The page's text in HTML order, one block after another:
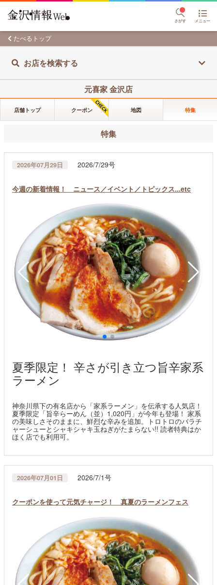
さがす メニュー
たべるトップ
お店を検索する
元喜家 金沢店
店舗トップ クーポン 地図 特集
特集
2026年07月29日 2026/7/29号
今週の新着情報！ ニュース／イベント／トピックス...etc
夏季限定！ 辛さが引き立つ旨辛家系
ラーメン
神奈川県下の有名店から「家系ラーメン」を伝承する人気店！
夏季限定「旨辛らーめん（並）1,020円」が今年も登場！ 家系
の美味しさそのままに、鮮烈な辛みを追加。トロトロのバラチ
ャーシューとシャキシャキ玉ねぎがたまらない!! 読者特典はか
ほく店でも利用可。
2026年07月01日 2026/7/1号
クーポンを使って元気チャージ！ 真夏のラーメンフェス